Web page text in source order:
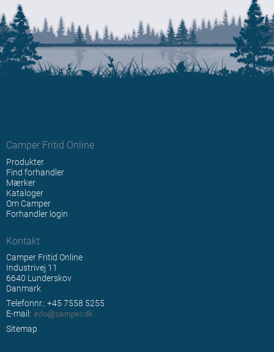
Camper Fritid Online
Produkter
Find forhandler
Mærker
Kataloger
Om Camper
Forhandler login
Kontakt
Camper Fritid Online
Industrivej 11
6640 Lunderskov
Danmark
Telefonnr.: +45 7558 5255
E-mail:
Sitemap